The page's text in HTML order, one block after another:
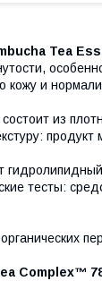
Tea
кожу и
из
тесты:
Complex™